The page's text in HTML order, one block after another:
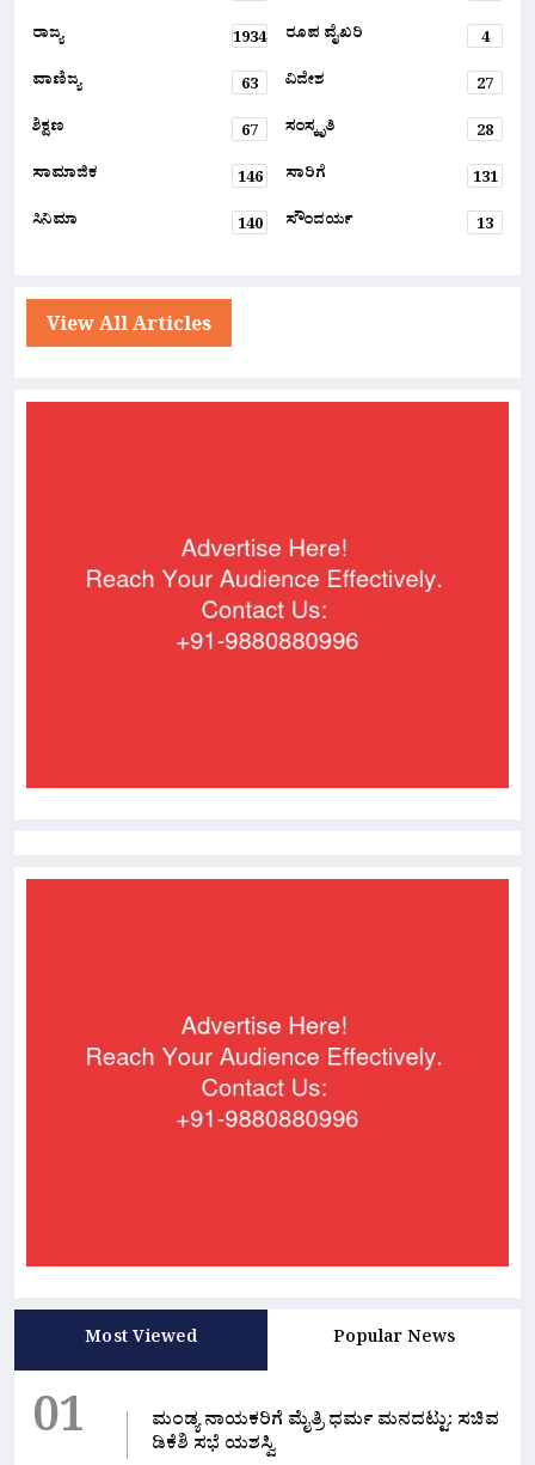
ರಾಜ್ಯ
1934 ರೂಪ ವೈಖರಿ
4
ವಾಣಿಜ್ಯ
63 ವಿದೇಶ
27
ಶಿಕ್ಷಣ
67 ಸಂಸ್ಕೃತಿ
28
ಸಾಮಾಜಿಕ
146 ಸಾರಿಗೆ
131
ಸಿನಿಮಾ
140 ಸೌಂದರ್ಯ 13
View All Articles
Most Viewed Popular News
01
ಮಂಡ್ಯ ನಾಯಕರಿಗೆ ಮೈತ್ರಿ ಧರ್ಮ ಮನದಟ್ಟು: ಸಚಿವ
ಡಿಕೆಶಿ ಸಭೆ ಯಶಸ್ವಿ